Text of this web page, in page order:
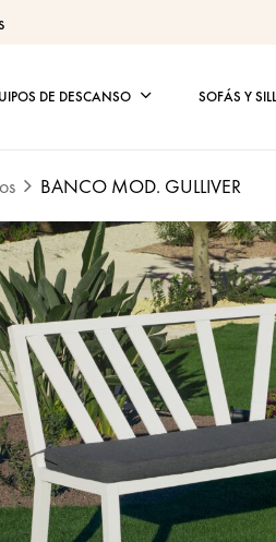
DE DESCANSO SOFÁS Y
BANCO MOD. GULLIVER